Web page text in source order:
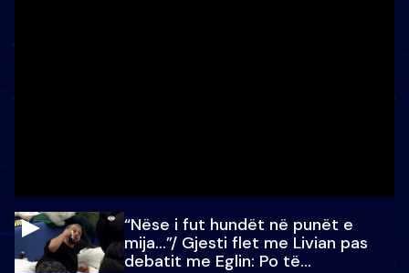
“Nëse i fut hundët në punët e
mija…”/ Gjesti flet me Livian pas
debatit me Eglin: Po të